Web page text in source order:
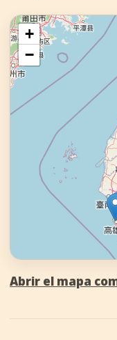
+
−
Abrir el mapa